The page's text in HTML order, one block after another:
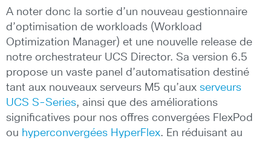
A noter donc la sortie d’un nouveau gestionnaire
d’optimisation de workloads (Workload
Optimization Manager) et une nouvelle release de
notre orchestrateur UCS Director. Sa version 6.5
propose un vaste panel d’automatisation destiné
tant aux nouveaux serveurs M5 qu’aux serveurs
UCS S-Series, ainsi que des améliorations
significatives pour nos offres convergées FlexPod
ou hyperconvergées HyperFlex. En réduisant au